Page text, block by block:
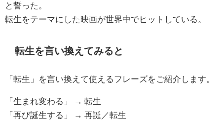
と誓った。
転生をテーマにした映画が世界中でヒットしている。
転生を言い換えてみると
「転生」を言い換えて使えるフレーズをご紹介します。
「生まれ変わる」 → 転生
「再び誕生する」 → 再誕／転生